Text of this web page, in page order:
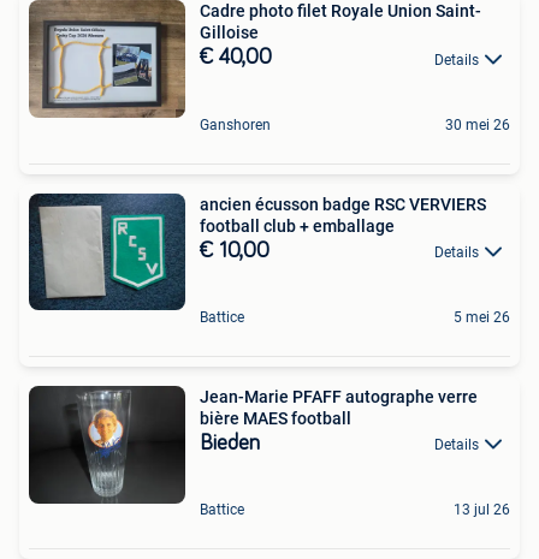
Cadre photo filet Royale Union Saint-
Gilloise
€ 40,00 Details
Ganshoren 30 mei 26
ancien écusson badge RSC VERVIERS
football club + emballage
€ 10,00 Details
Battice 5 mei 26
Jean-Marie PFAFF autographe verre
bière MAES football
Bieden Details
Battice 13 jul 26